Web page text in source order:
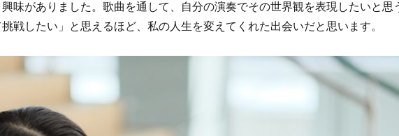
味がありました。歌曲を通して、自分の演奏でその世界観を表現したいと思
戦したい」と思えるほど、私の人生を変えてくれた出会いだと思います。